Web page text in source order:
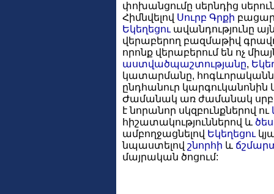
փոխանցումը սերնդից
Հիմնվելով Սուրբ Գրքի
Եկեղեցու ավանդությունը
վերաբերող բազմաթիվ
որոնք վերաբերում են ոչ
աստվածպաշտությանը,
կատարմանը,
ընդհանուր կարգուկանոնին
Ժամանակ առ ժամանակ
է նորանոր սկզբունքներով ու
հիշատակություններով և
ամբողջացնելով Եկեղեցու
նպաստելով շնորհի և
մայրական ծոցում: